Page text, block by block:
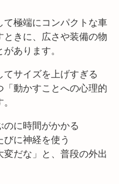
て極端にコンパクトな車
ときに、広さや装備の物
あります。
サイズを上げすぎる
「動かすことへの心理的
のに時間がかかる
に神経を使う
変だな」と、普段の外出